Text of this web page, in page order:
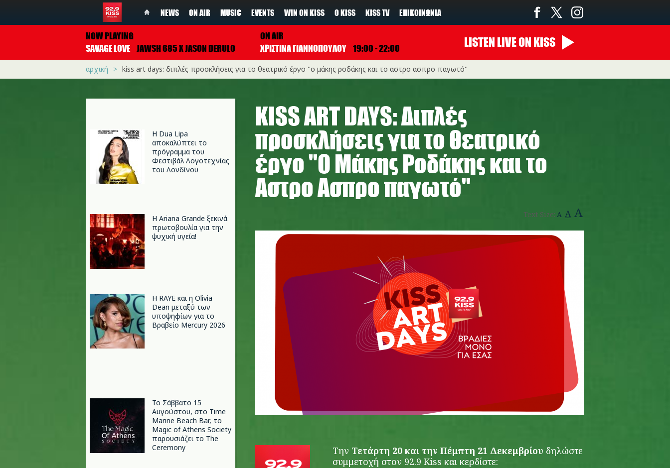
NEWS ON AIR MUSIC EVENTS WIN ON KISS Ο KISS KISS TV ΕΠΙΚΟΙΝΩΝΊΑ
NOW PLAYING
SAVAGE LOVE JAWSH 685 X JASON DERULO
ON AIR
ΧΡΙΣΤΙΝΑ ΓΙΑΝΝΟΠΟΥΛΟΥ 19:00 - 22:00 LISTEN LIVEON KISS
αρχική kiss art days: διπλές προσκλήσεις για τo θεατρικό έργο ''ο μάκης ροδάκης και το αστρο ασπρο παγωτό''
Η Dua Lipa
αποκαλύπτει το
πρόγραμμα του
Φεστιβάλ Λογοτεχνίας
του Λονδίνου
Η Ariana Grande ξεκινά
πρωτοβουλία για την
ψυχική υγεία!
Η RAYE και η Olivia
Dean μεταξύ των
υποψηφίων για το
Βραβείο Mercury 2026
Το Σάββατο 15
Αυγούστου, στο Time
Marine Beach Bar, το
Magic of Athens Society
παρουσιάζει το The
Ceremony
KISS ART DAYS: Διπλές
προσκλήσεις για τo θεατρικό
έργο ''Ο Μάκης Ροδάκης και το
Αστρο Ασπρο παγωτό''
Text Size: A A A
art_days_final_2023.png
Την Τετάρτη 20 και την Πέμπτη 21 Δεκεμβρίου δηλώστε
συμμετοχή στον 92.9 Kiss και κερδίστε: